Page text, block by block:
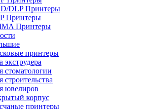
DLP Принтеры
Принтеры
Принтеры
принтеры
экструдера
стоматологии
строительства
ювелиров
корпус
принтеры